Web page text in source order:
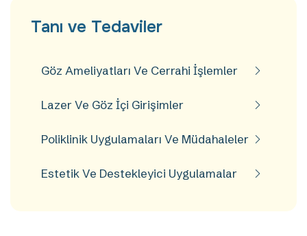
Tanı ve Tedaviler
Göz Ameliyatları Ve Cerrahi İşlemler
Lazer Ve Göz İçi Girişimler
Poliklinik Uygulamaları Ve Müdahaleler
Estetik Ve Destekleyici Uygulamalar